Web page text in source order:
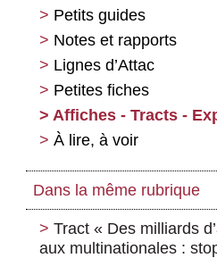
Petits guides
Notes et rapports
Lignes d’Attac
Petites fiches
Affiches - Tracts -
À lire, à voir
Dans la même rubrique
Tract « Des milliards
aux multinationales :